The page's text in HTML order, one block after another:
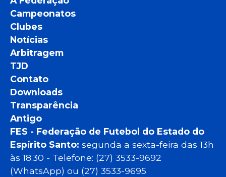
Campeonatos
Clubes
Notícias
Arbitragem
TJD
Contato
Downloads
Transparência
Antigo
FES - Federação de Futebol do Estado do
Espírito Santo: segunda a sexta-feira das 13h
às 18:30 - Telefone: (27) 3533-9692
(WhatsApp) ou (27) 3533-9695